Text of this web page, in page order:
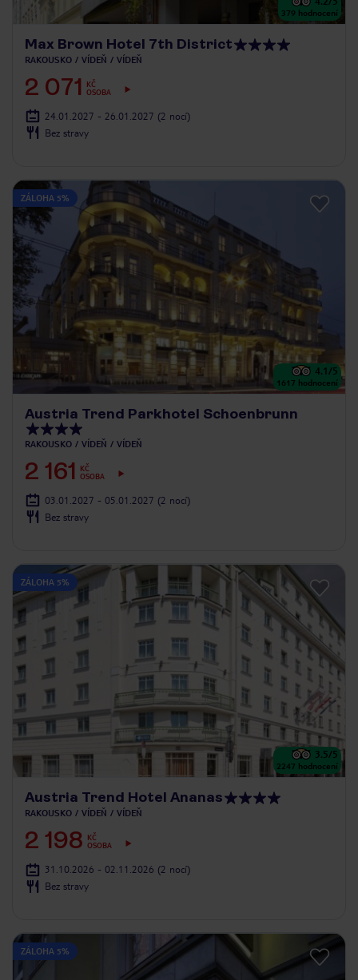
379 hodnocení
Max Brown Hotel 7th District
RAKOUSKO VÍDEŇ VÍDEŇ
2 071
KČ
OSOBA
24.01.2027 - 26.01.2027 (2 nocí)
Bez stravy
ZÁLOHA 5%
4.1/5
1617 hodnocení
Austria Trend Parkhotel Schoenbrunn
RAKOUSKO VÍDEŇ VÍDEŇ
2 161
KČ
OSOBA
03.01.2027 - 05.01.2027 (2 nocí)
Bez stravy
ZÁLOHA 5%
3.5/5
2247 hodnocení
Austria Trend Hotel Ananas
RAKOUSKO VÍDEŇ VÍDEŇ
2 198
KČ
OSOBA
31.10.2026 - 02.11.2026 (2 nocí)
Bez stravy
ZÁLOHA 5%